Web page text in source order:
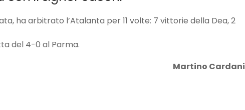
ha arbitrato l’Atalanta per 11 volte: 7 vittorie della Dea, 2
del 4-0 al Parma.
Martino Cardani